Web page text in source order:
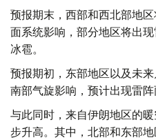
预报期末，西部和西北部地
面系统影响，部分地区将出
冰雹。
预报期初，东部地区以及未
南部气旋影响，预计出现雷阵
与此同时，来自伊朗地区的
步升高。其中，北部和东部